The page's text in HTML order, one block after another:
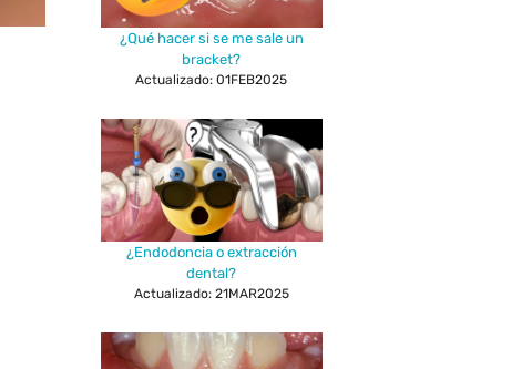
¿Qué hacer si se me sale un
bracket?
Actualizado: 01FEB2025
¿Endodoncia o extracción
dental?
Actualizado: 21MAR2025